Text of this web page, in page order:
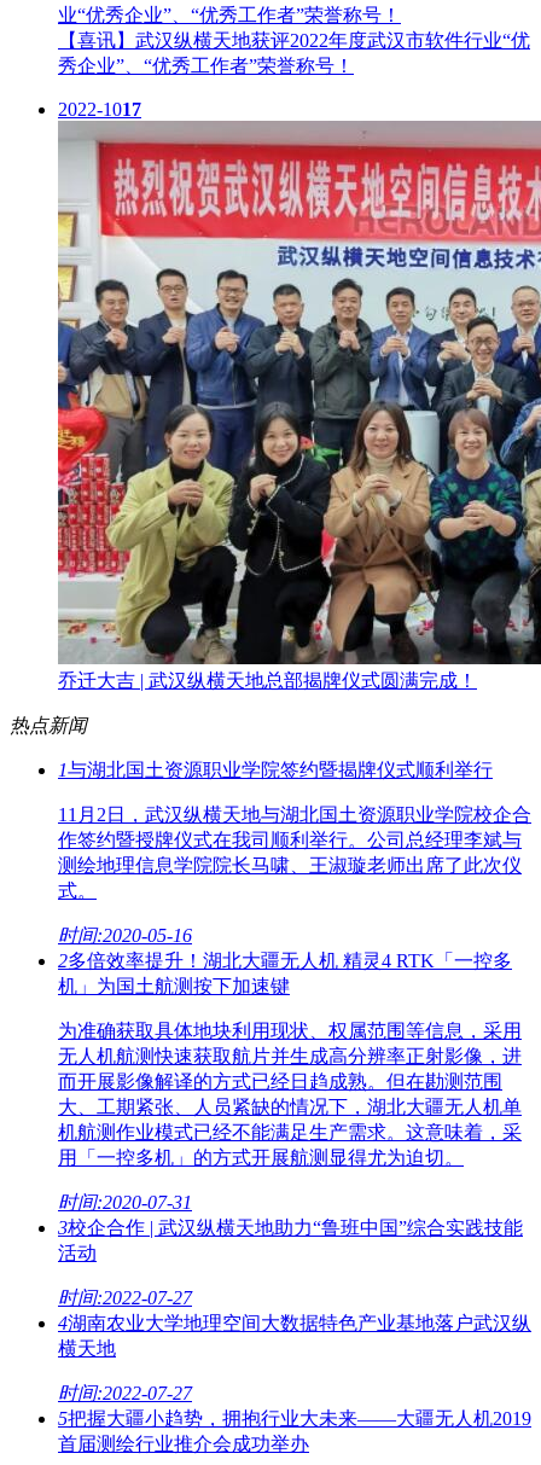
【喜讯】武汉纵横天地获评2022年度武汉市软件行业“优
秀企业”、“优秀工作者”荣誉称号！
2022-1017
乔迁大吉 | 武汉纵横天地总部揭牌仪式圆满完成！
热点新闻
1与湖北国土资源职业学院签约暨揭牌仪式顺利举行
11月2日，武汉纵横天地与湖北国土资源职业学院校企合
作签约暨授牌仪式在我司顺利举行。公司总经理李斌与
测绘地理信息学院院长马啸、王淑璇老师出席了此次仪
式。
时间:2020-05-16
2多倍效率提升！湖北大疆无人机 精灵4 RTK「一控多
机」为国土航测按下加速键
为准确获取具体地块利用现状、权属范围等信息，采用
无人机航测快速获取航片并生成高分辨率正射影像，进
而开展影像解译的方式已经日趋成熟。但在勘测范围
大、工期紧张、人员紧缺的情况下，湖北大疆无人机单
机航测作业模式已经不能满足生产需求。这意味着，采
用「一控多机」的方式开展航测显得尤为迫切。
时间:2020-07-31
3校企合作 | 武汉纵横天地助力“鲁班中国”综合实践技能
活动
时间:2022-07-27
4湖南农业大学地理空间大数据特色产业基地落户武汉纵
横天地
时间:2022-07-27
5把握大疆小趋势，拥抱行业大未来——大疆无人机2019
首届测绘行业推介会成功举办